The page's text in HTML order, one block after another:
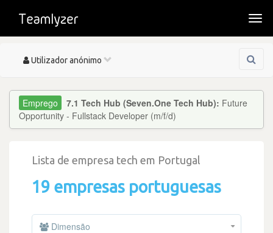
Toggle
Utilizador anónimo
7.1 Tech Hub (Seven.One Tech Hub): Future
Opportunity - Fullstack Developer (m/f/d)
Lista de empresa tech em Portugal
19 empresas portuguesas
Dimensão